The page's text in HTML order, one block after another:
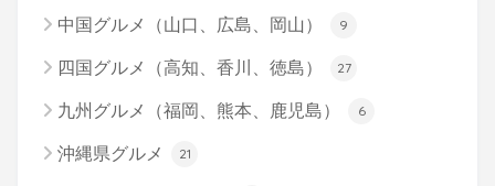
中国グルメ（山口、広島、岡山） 9
四国グルメ（高知、香川、徳島） 27
九州グルメ（福岡、熊本、鹿児島） 6
沖縄県グルメ 21